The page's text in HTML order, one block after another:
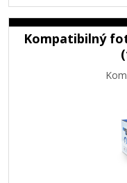
Kompatibilný